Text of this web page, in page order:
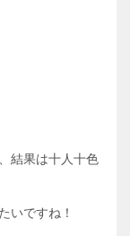
結果は十人十色
いですね！